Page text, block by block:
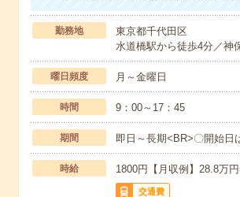
勤務地
東京都千代田区
水道橋駅から徒歩4分／神
曜日頻度 月～金曜日
時間 9：00～17：45
期間 即日～長期<BR>〇開始日
時給 1800円【月収例】28.8万
交通費